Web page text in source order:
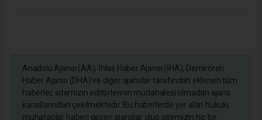
Anadolu Ajansı (AA), İhlas Haber Ajansı (İHA), Demirören
Haber Ajansı (DHA) ve diğer ajanslar tarafından eklenen tüm
haberler, sitemizin editörlerinin müdahalesi olmadan ajans
kanallarından çekilmektedir. Bu haberlerde yer alan hukuki
muhataplar haberi geçen ajanslar olup sitemizin hiç bir